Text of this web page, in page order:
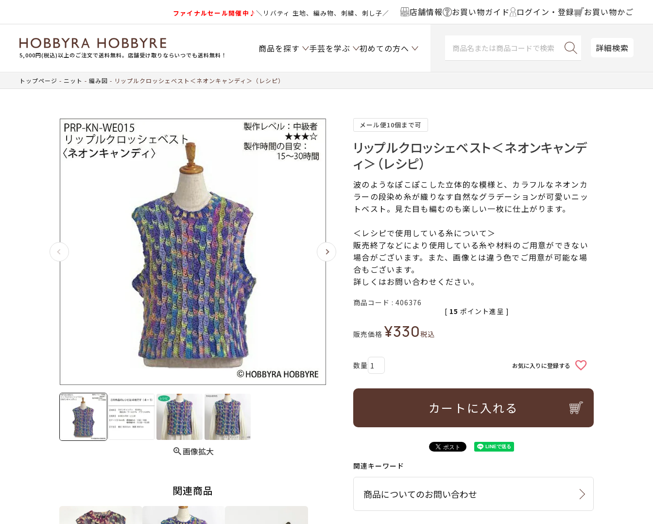
ファイナルセール開催中♪＼リバティ 生地、編み物、刺繍、刺し子／ 店舗情報 お買い物ガイド ログイン・登録 お買い物かご
5,000円(税込)以上のご注文で送料無料。店舗受け取りならいつでも送料無料！
商品を探す 手芸を学ぶ 初めての方へ 詳細検索
トップページ ニット 編み図 リップルクロッシェベスト＜ネオンキャンディ＞（レシピ）
画像拡大
関連商品
メール便10個まで可
リップルクロッシェベスト＜ネオンキャンデ
ィ＞（レシピ）
波のようなぽこぽこした立体的な模様と、カラフルなネオンカ
ラーの段染め糸が織りなす自然なグラデーションが可愛いニッ
トベスト。見た目も編むのも楽しい一枚に仕上がります。
＜レシピで使用している糸について＞
販売終了などにより使用している糸や材料のご用意ができない
場合がございます。また、画像とは違う色でご用意が可能な場
合もございます。
詳しくはお問い合わせください。
商品コード 406376
販売価格 ¥330税込
[ 15 ポイント進呈 ]
お気に入りに登録する
カートに入れる
関連キーワード
商品についてのお問い合わせ